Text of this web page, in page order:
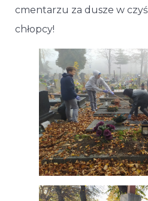
cmentarzu za dusze w
chłopcy!